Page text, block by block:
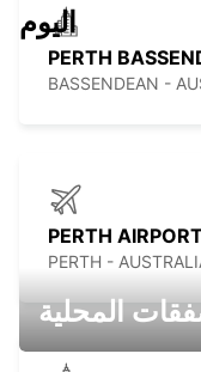
PERTH
BASSENDEAN -
PERTH
PERTH -
اليوم
المحلية